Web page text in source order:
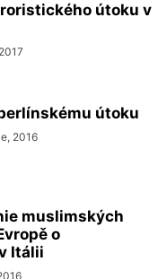
útoku v
útoku
2016
muslimských
o
Itálii